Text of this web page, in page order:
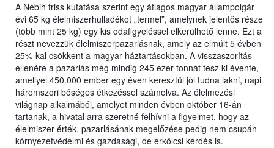
A Nébih friss kutatása szerint egy átlagos magyar állampolgár
évi 65 kg élelmiszerhulladékot „termel”, amelynek jelentős része
(több mint 25 kg) egy kis odafigyeléssel elkerülhető lenne. Ezt a
részt nevezzük élelmiszerpazarlásnak, amely az elmúlt 5 évben
25%-kal csökkent a magyar háztartásokban. A visszaszorítás
ellenére a pazarlás még mindig 245 ezer tonnát tesz ki évente,
amellyel 450.000 ember egy éven keresztül jól tudna lakni, napi
háromszori bőséges étkezéssel számolva. Az élelmezési
világnap alkalmából, amelyet minden évben október 16-án
tartanak, a hivatal arra szeretné felhívni a figyelmet, hogy az
élelmiszer érték, pazarlásának megelőzése pedig nem csupán
környezetvédelmi és gazdasági, de erkölcsi kérdés is.